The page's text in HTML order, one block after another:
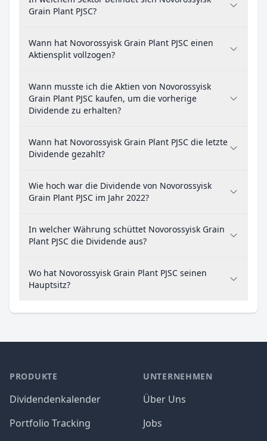
Grain Plant PJSC?
Wann hat Novorossyisk Grain Plant PJSC einen
Aktiensplit vollzogen?
Wann musste ich die Aktien von Novorossyisk
Grain Plant PJSC kaufen, um die vorherige
Dividende zu erhalten?
Wann hat Novorossyisk Grain Plant PJSC die letzte
Dividende gezahlt?
Wie hoch war die Dividende von Novorossyisk
Grain Plant PJSC im Jahr 2022?
In welcher Währung schüttet Novorossyisk Grain
Plant PJSC die Dividende aus?
Wo hat Novorossyisk Grain Plant PJSC seinen
Hauptsitz?
PRODUKTE
Dividendenkalender
Portfolio Tracking
UNTERNEHMEN
Über Uns
Jobs